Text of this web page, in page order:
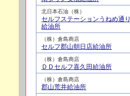
北日本石油（株）
セルフステーションうねめ通り
給油所
（株）倉島商店
セルフ郡山朝日店給油所
（株）倉島商店
ＤＤセルフ喜久田給油所
（株）倉島商店
郡山荒井給油所